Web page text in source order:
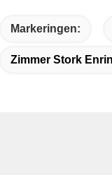
Markeringen:
Zimmer Stork